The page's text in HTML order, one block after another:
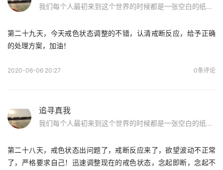
我们每个人最初来到这个世界的时候都是一张空白的纸，原来儿时玩泥巴的日子才是最美好的！无拘无束，洁白纯净。前辈们的话使我重获信心：如果你染上sy，请不要怕，好好面对他，戒除了，走出这片沼泽地，我们在纯净的蓝天下等你！
第二十九天，今天戒色状态调整的不错，认清戒断反应，给予正确
的处理方案，加油！
2020-06-06 20:27 0条评论
追寻真我
我们每个人最初来到这个世界的时候都是一张空白的纸，原来儿时玩泥巴的日子才是最美好的！无拘无束，洁白纯净。前辈们的话使我重获信心：如果你染上sy，请不要怕，好好面对他，戒除了，走出这片沼泽地，我们在纯净的蓝天下等你！
第二十八天，戒色状态出问题了，戒断反应来了，欲望波动不正常
了，严格要求自己！迅速调整现在的戒色状态，念起即断，念起不